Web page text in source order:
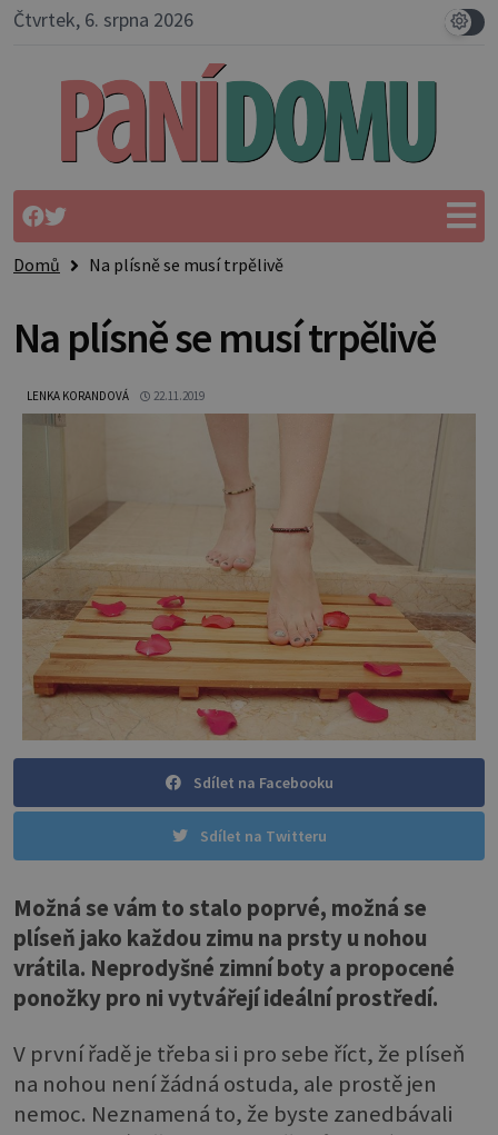
Čtvrtek, 6. srpna 2026
Domů Na plísně se musí trpělivě
Na plísně se musí trpělivě
LENKA KORANDOVÁ 22.11.2019
Sdílet na Facebooku
Sdílet na Twitteru
Možná se vám to stalo poprvé, možná se
plíseň jako každou zimu na prsty u nohou
vrátila. Neprodyšné zimní boty a propocené
ponožky pro ni vytvářejí ideální prostředí.
V první řadě je třeba si i pro sebe říct, že plíseň
na nohou není žádná ostuda, ale prostě jen
nemoc. Neznamená to, že byste zanedbávali